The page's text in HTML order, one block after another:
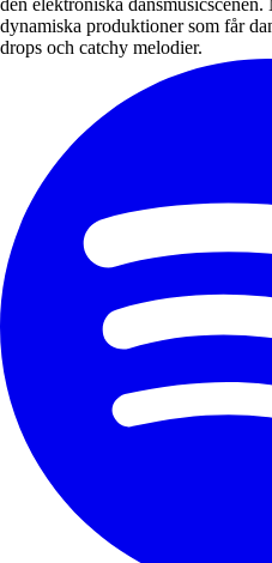
den elektroniska
dynamiska produktioner som får
drops och catchy melodier.